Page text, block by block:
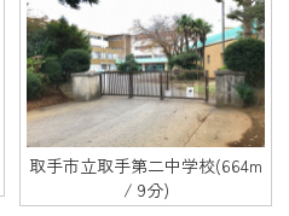
取手市立取手第二中学校(664m
/ 9分)